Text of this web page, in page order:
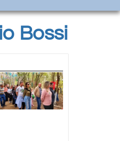
Bossi